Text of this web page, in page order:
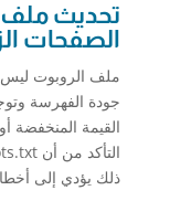
الصفحات
ملف الروبوت ليس
جودة الفهرسة
القيمة المنخفضة
ذلك يؤدي إلى